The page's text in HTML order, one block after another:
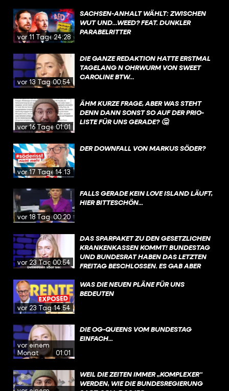
vor 11 Tagen24:28
SACHSEN-ANHALT WÄHLT: ZWISCHEN
WUT UND…WEED? FEAT. DUNKLER
PARABELRITTER
vor 13 Tagen00:54
DIE GANZE REDAKTION HATTE ERSTMAL
TAGELANG N OHRWURM VON SWEET
CAROLINE BTW…
vor 16 Tagen01:01
ÄHM KURZE FRAGE, ABER WAS STEHT
DENN DANN SONST SO AUF DER PRIO-
LISTE FÜR UNS GERADE? 🤔
vor 17 Tagen14:13
DER DOWNFALL VON MARKUS SÖDER?
vor 18 Tagen00:20
FALLS GERADE KEIN LOVE ISLAND LÄUFT,
HIER BITTESCHÖN...
vor 23 Tagen00:54
DAS SPARPAKET ZU DEN GESETZLICHEN
KRANKENKASSEN KOMMT! BUNDESTAG
UND BUNDESRAT HABEN DAS LETZTEN
FREITAG BESCHLOSSEN. ES GAB ABER
ÄNDERUNGEN BEI DER PSYCHOTHERAPIE
WURDEN SCHARF KRITISIERT. DIE
DAS GESETZ EIN BISSCHEN LOCKERN
SOLLEN – IM FOKUS STEHEN DA AUCH
vor 23 Tagen14:54
WAS DIE NEUEN PLÄNE FÜR UNS
BEDEUTEN
vor einem
Monat
01:01
DIE OG-QUEENS VOM BUNDESTAG
EINFACH...
WEIL DIE ZEITEN IMMER „KOMPLEXER“
WERDEN, WIE DIE BUNDESREGIERUNG